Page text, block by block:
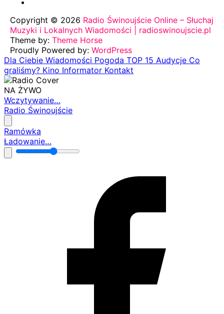
Copyright © 2026 Radio Świnoujście Online – Słuchaj
Muzyki i Lokalnych Wiadomości | radioswinoujscie.pl
Theme by: Theme Horse
Proudly Powered by: WordPress
Dla Ciebie Wiadomości Pogoda TOP 15 Audycje Co
graliśmy? Kino Informator Kontakt
NA ŻYWO
Wczytywanie…
Radio Świnoujście
Ramówka
Ładowanie…